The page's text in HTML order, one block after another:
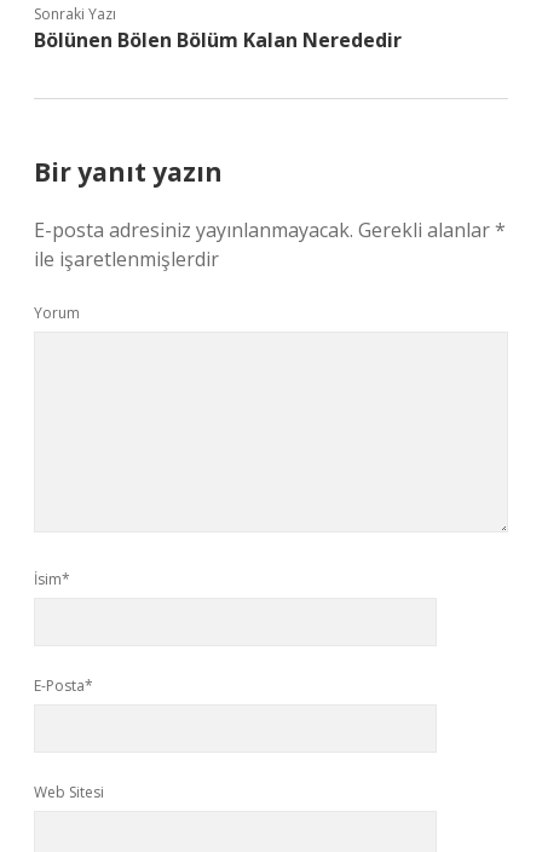
Sonraki Yazı
Bölünen Bölen Bölüm Kalan Nerededir
Bir yanıt yazın
E-posta adresiniz yayınlanmayacak. Gerekli alanlar*
ile işaretlenmişlerdir
Yorum
İsim*
E-Posta*
Web Sitesi